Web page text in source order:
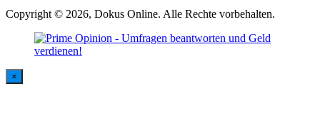
Copyright © 2026, Dokus Online. Alle Rechte vorbehalten.
×